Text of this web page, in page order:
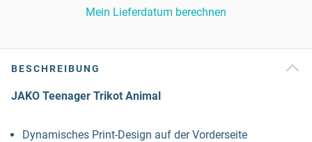
Mein Lieferdatum berechnen
BESCHREIBUNG
JAKO Teenager Trikot Animal
Dynamisches Print-Design auf der Vorderseite